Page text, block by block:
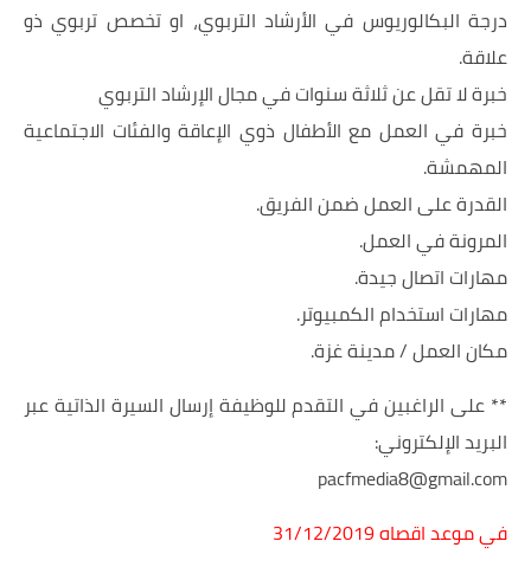
درجة البكالوريوس في الأرشاد التربوي، او تخصص تربوي ذو
علاقة.
خبرة لا تقل عن ثلاثة سنوات في مجال الإرشاد التربوي
خبرة في العمل مع الأطفال ذوي الإعاقة والفئات الاجتماعية
المهمشة.
القدرة على العمل ضمن الفريق.
المرونة في العمل.
مهارات اتصال جيدة.
مهارات استخدام الكمبيوتر.
مكان العمل / مدينة غزة.
** على الراغبين في التقدم للوظيفة إرسال السيرة الذاتية عبر
البريد الإلكتروني:
pacfmedia8@gmail.com
في موعد اقصاه 31/12/2019